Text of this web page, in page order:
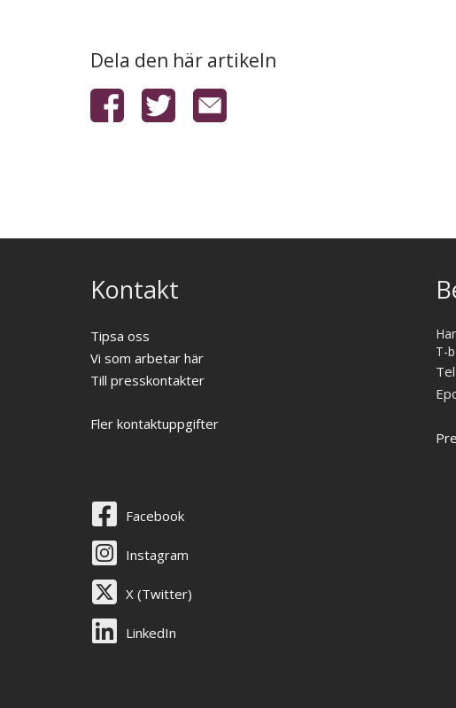
Dela den här artikeln
Kontakt
Tipsa oss
Vi som arbetar här
Till presskontakter
Fler kontaktuppgifter
Facebook
Instagram
X (Twitter)
LinkedIn
T-